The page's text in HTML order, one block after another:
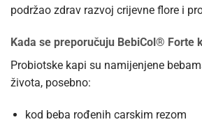
podržao zdrav razvoj crijevne flore i
Kada se preporučuju BebiCol® Forte
Probiotske kapi su namijenjene
života, posebno:
kod beba rođenih carskim rezom